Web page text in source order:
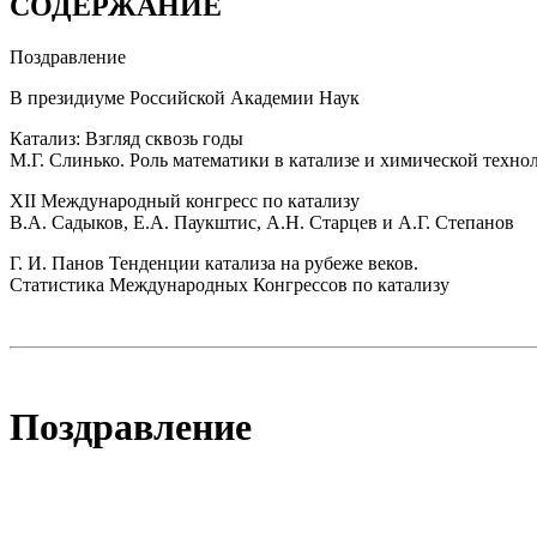
Поздравление
В президиуме Российской Академии Наук
Катализ: Взгляд сквозь годы
М.Г. Слинько. Роль математики в катализе и химической
XII Международный конгресс по катализу
В.А. Садыков, Е.А. Паукштис, А.Н. Старцев и А.Г. Степанов
Г. И. Панов Тенденции катализа на рубеже веков.
Статистика Международных Конгрессов по катализу
Поздравление